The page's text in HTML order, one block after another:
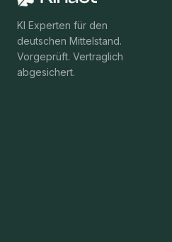
KI Experten für den
deutschen Mittelstand.
Vorgeprüft. Vertraglich
abgesichert.